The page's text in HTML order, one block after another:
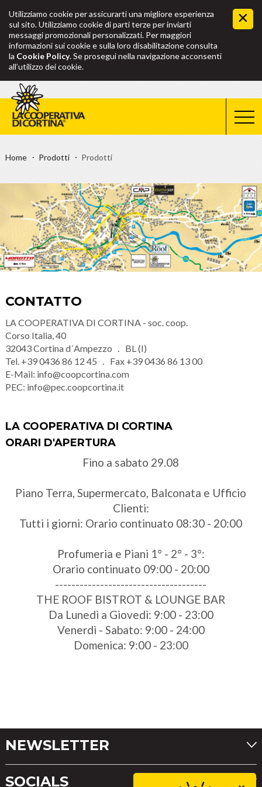
Utilizziamo cookie per assicurarti una migliore esperienza
sul sito. Utilizziamo cookie di parti terze per inviarti
messaggi promozionali personalizzati. Per maggiori
informazioni sui cookie e sulla loro disabilitazione consulta
la Cookie Policy. Se prosegui nella navigazione acconsenti
all’utilizzo dei cookie.
Home Prodotti Prodotti
CONTATTO
LA COOPERATIVA DI CORTINA - soc. coop.
Corso Italia, 40
32043Cortina d´Ampezzo
BL (I)
Tel. +39 0436 86 12 45 Fax +39 0436 86 13 00
E-Mail: info@coopcortina.com
PEC: info@pec.coopcortina.it
LA COOPERATIVA DI CORTINA
ORARI D'APERTURA
Fino a sabato 29.08
Piano Terra, Supermercato, Balconata e Ufficio
Clienti:
Tutti i giorni: Orario continuato 08:30 - 20:00
Profumeria e Piani 1° - 2° - 3°:
Orario continuato 09:00 - 20:00
-------------------------------------
THE ROOF BISTROT & LOUNGE BAR
Da Lunedì a Giovedì: 9:00 - 23:00
Venerdì - Sabato: 9:00 - 24:00
Domenica: 9:00 - 23:00
NEWSLETTER
SOCIALS